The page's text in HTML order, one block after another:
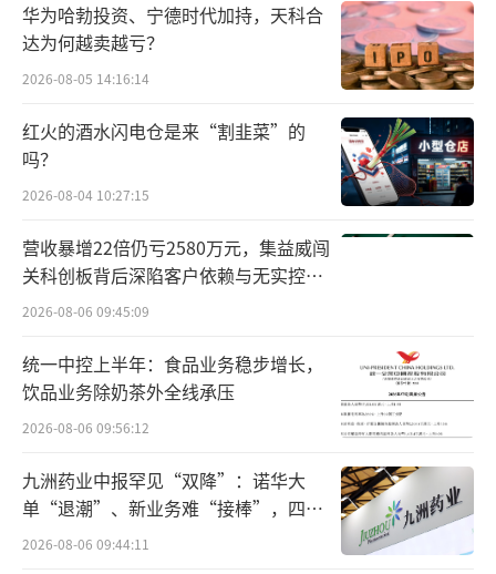
华为哈勃投资、宁德时代加持，天科合
达为何越卖越亏？
2026-08-05 14:16:14
红火的酒水闪电仓是来“割韭菜”的
吗？
2026-08-04 10:27:15
营收暴增22倍仍亏2580万元，集益威闯
关科创板背后深陷客户依赖与无实控人
困局
2026-08-06 09:45:09
统一中控上半年：食品业务稳步增长，
饮品业务除奶茶外全线承压
2026-08-06 09:56:12
九洲药业中报罕见“双降”：诺华大
单“退潮”、新业务难“接棒”，四大
难关待闯
2026-08-06 09:44:11